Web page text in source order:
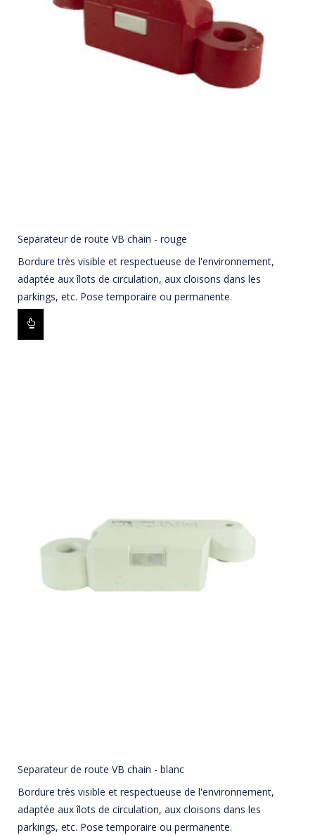
Separateur de route VB chain - rouge
Bordure très visible et respectueuse de l'environnement,
adaptée aux îlots de circulation, aux cloisons dans les
parkings, etc. Pose temporaire ou permanente.
Separateur de route VB chain - blanc
Bordure très visible et respectueuse de l'environnement,
adaptée aux îlots de circulation, aux cloisons dans les
parkings, etc. Pose temporaire ou permanente.